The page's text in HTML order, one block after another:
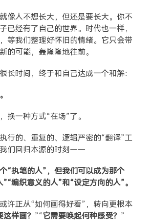
像人不想长大，但还是要长大。你不
已经有了自己的世界。时代也一样，
等我们整理好怀旧的情绪。它只会带
的可能，轰隆隆地往前。
长时间，终于和自己达成一个和解：
换一种方式“在场”了。
行的、重复的、逻辑严密的“翻译”工
们回归本源的时刻——
“执笔的人”，但我们可以成为那个
编织意义的人”和“设定方向的人”。
许正从“如何画得好看”，转向更根本
这样画？ ”“它需要唤起何种感受？ ”